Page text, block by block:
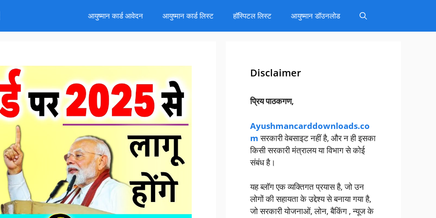
आयुष्मान कार्ड आवेदन आयुष्मान कार्ड लिस्ट हॉस्पिटल लिस्ट आयुष्मान डॉउनलोड
Disclaimer
प्रिय पाठकगण,
Ayushmancarddownloads.co
mसरकारी वेबसाइट नहीं है, और न ही इसका
किसी सरकारी मंत्रालय या विभाग से कोई
संबंध है।
यह ब्लॉग एक व्यक्तिगत प्रयास है, जो उन
लोगों की सहायता के उद्देश्य से बनाया गया है,
जो सरकारी योजनाओं, लोन, बैकिंग , न्यूज के